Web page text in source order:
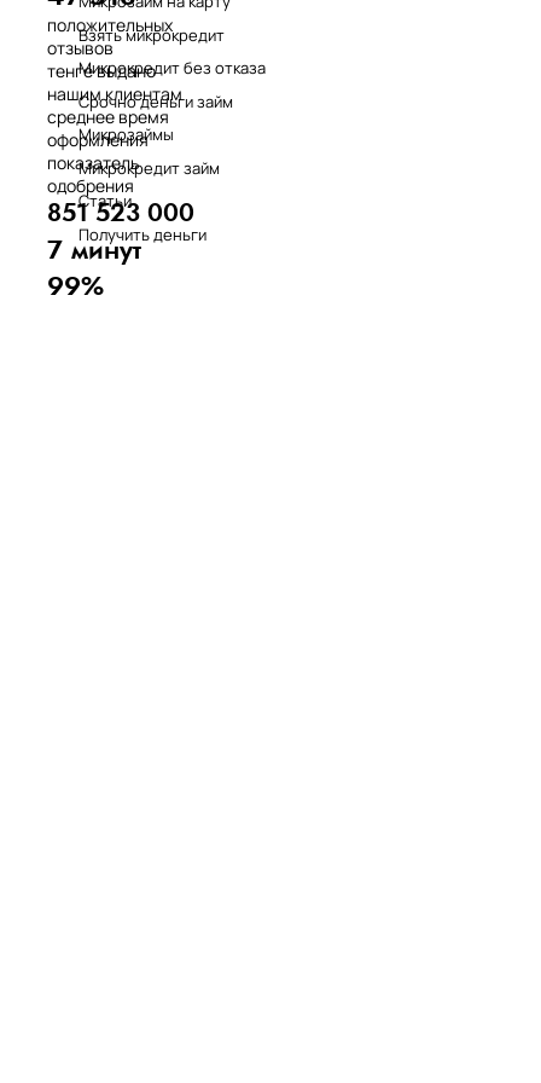
Взять микрокредит
Микрокредит без отказа
Срочно деньги займ
Микрозаймы
Микрокредит займ
Статьи
Получить деньги
положительных
отзывов
тенге выдано
нашим клиентам
среднее время
оформления
показатель
одобрения
851 523 000
7 минут
99%